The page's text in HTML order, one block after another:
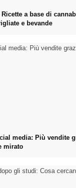
Ricette a base di
e bevande
media: Più vendite
mirato